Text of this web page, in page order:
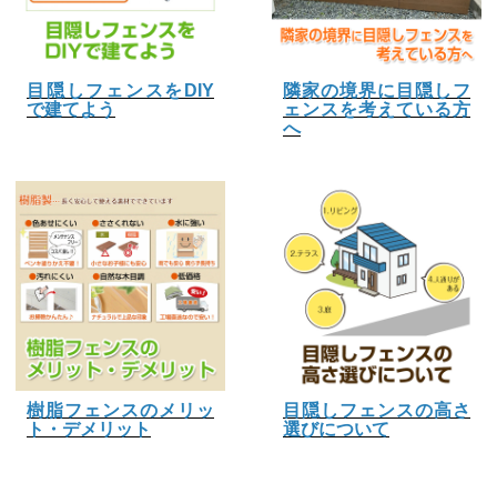
目隠しフェンスをDIY
で建てよう
隣家の境界に目隠しフ
ェンスを考えている方
へ
樹脂フェンスのメリッ
ト・デメリット
目隠しフェンスの高さ
選びについて